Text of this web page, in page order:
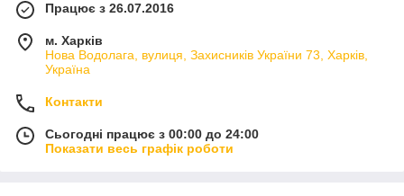
Працює з 26.07.2016
м. Харків
Нова Водолага, вулиця, Захисників України 73, Харків,
Україна
Контакти
Сьогодні працює з 00:00 до 24:00
Показати весь графік роботи